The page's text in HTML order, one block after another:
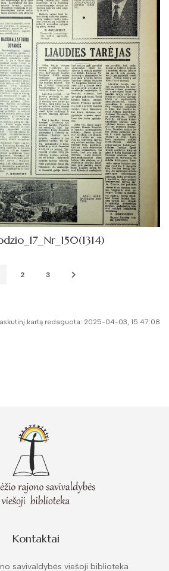
2 3
kartą redaguota: 2025-04-03, 15:47:08
Kontaktai
savivaldybės viešoji biblioteka